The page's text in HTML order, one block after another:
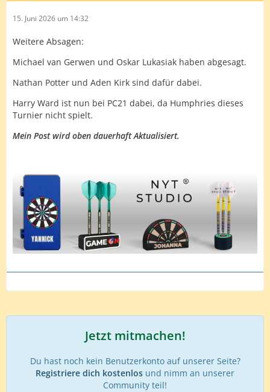
15. Juni 2026 um 14:32
Weitere Absagen:
Michael van Gerwen und Oskar Lukasiak haben abgesagt.
Nathan Potter und Aden Kirk sind dafür dabei.
Harry Ward ist nun bei PC21 dabei, da Humphries dieses
Turnier nicht spielt.
Mein Post wird oben dauerhaft Aktualisiert.
Jetzt mitmachen!
Du hast noch kein Benutzerkonto auf unserer Seite?
Registriere dich kostenlos und nimm an unserer
Community teil!